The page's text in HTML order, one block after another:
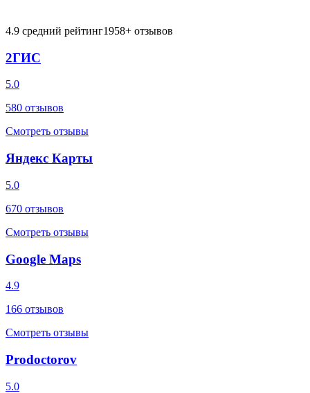
4.9 средний рейтинг1958+ отзывов
2ГИС
5.0
580 отзывов
Смотреть отзывы
Яндекс Карты
5.0
670 отзывов
Смотреть отзывы
Google Maps
4.9
166 отзывов
Смотреть отзывы
Prodoctorov
5.0